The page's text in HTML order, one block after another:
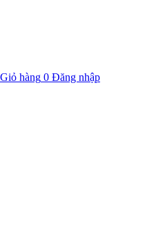
Giỏ hàng 0 Đăng nhập